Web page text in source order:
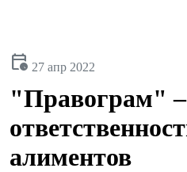
calendar_clock 27 апр 2022
"Правограм" –
алиментов